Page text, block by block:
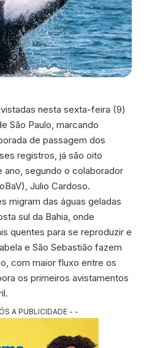
nesta sexta-feira (9)
São Paulo, marcando
de passagem dos
registros, já são oito
ano, segundo o colaborador
Julio Cardoso.
migram das águas geladas
sul da Bahia, onde
quentes para se reproduzir e
e São Sebastião fazem
com maior fluxo entre os
os primeiros avistamentos
A PUBLICIDADE - -